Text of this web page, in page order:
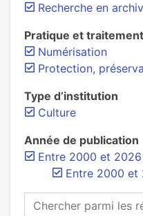
Recherche en
Pratique et
Numérisation
Protection,
Type d’institution
Culture
Année de publication
Entre 2000 et 2026
Entre 2000 et
Chercher parmi les